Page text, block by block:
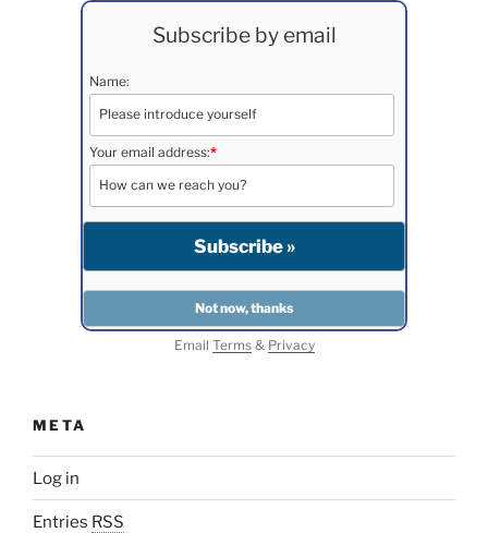
Subscribe by email
Name:
Your email address:*
Email Terms& Privacy
META
Log in
Entries RSS